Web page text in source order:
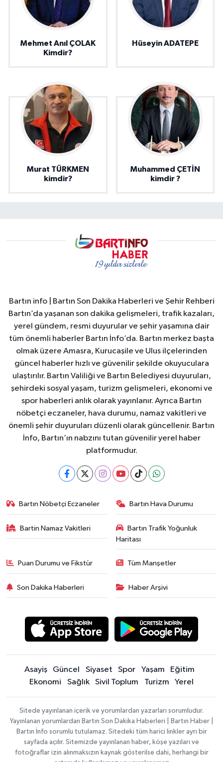
Mehmet Anıl ÇOLAK
Kimdir?
Hüseyin ADATEPE
Murat TÜRKMEN
kimdir?
Muhammed ÇETİN
kimdir ?
Bartın info | Bartın Son Dakika Haberleri ve Şehir Rehberi
Bartın’da yaşanan son dakika gelişmeleri, trafik kazaları,
yerel gündem, resmi duyurular ve şehir yaşamına dair
tüm önemli haberler Bartın İnfo’da. Bartın merkez başta
olmak üzere Amasra, Kurucaşile ve Ulus ilçelerinden
güncel haberler hızlı ve güvenilir şekilde okuyuculara
ulaştırılır. Bartın Valiliği ve Bartın Belediyesi duyuruları,
şehirdeki sosyal yaşam, turizm gelişmeleri, ekonomi ve
spor haberleri anlık olarak yayınlanır. Ayrıca Bartın
nöbetçi eczaneler, hava durumu, namaz vakitleri ve
önemli şehir duyuruları düzenli olarak güncellenir. Bartın
İnfo, Bartın’ın nabzını tutan güvenilir yerel haber
platformudur.
Bartın Nöbetçi Eczaneler Bartın Hava Durumu
Bartin Namaz Vakitleri
Bartın Trafik Yoğunluk
Haritası
Puan Durumu ve Fikstür Tüm Manşetler
Son Dakika Haberleri Haber Arşivi
Asayiş Güncel Siyaset Spor Yaşam
Eğitim
Ekonomi
Sağlık Sivil Toplum Turizm Yerel
Sitede yayınlanan içerik ve yorumlardan yazarları sorumludur.
Yayınlanan yorumlardan Bartın Son Dakika Haberleri | Bartın Haber |
Bartın İnfo sorumlu tutulamaz. Sitedeki tüm harici linkler ayrı bir
sayfada açılır. Sitemizde yayınlanan haber, köşe yazıları ve
fotoğraflar izin alınmaksızın kaynak gösterilse dahi, herhangi bir